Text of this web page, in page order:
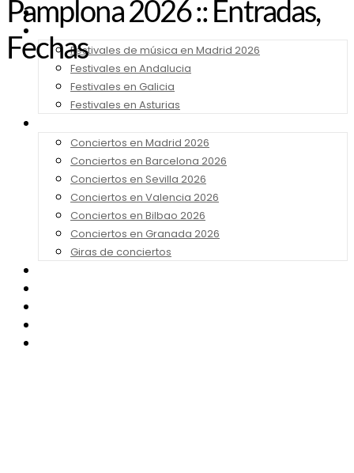
Noticias
Festivales 2026
Festivales de música en Madrid 2026
Festivales en Andalucia
Festivales en Galicia
Festivales en Asturias
Conciertos en Madrid 2026
Conciertos en Barcelona 2026
Conciertos en Sevilla 2026
Conciertos en Valencia 2026
Conciertos en Bilbao 2026
Conciertos en Granada 2026
Giras de conciertos
Pamplona 2026 :: Entradas,
Fechas